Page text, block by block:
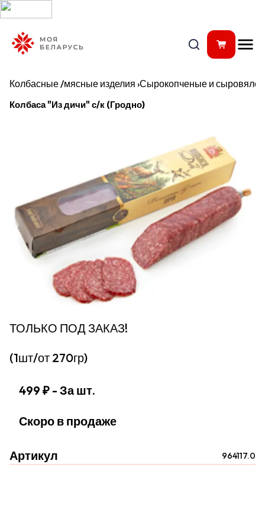
Колбасные /мясные изделия ›Сырокопченые и
Колбаса "Из дичи" с/к (Гродно)
ТОЛЬКО ПОД ЗАКАЗ!
(1шт/от 270гр)
499 ₽ - За шт.
Скоро в продаже
Артикул 964117.0